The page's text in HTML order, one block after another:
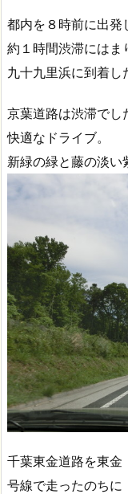
都内を８時前に出発
約１時間渋滞にはま
九十九里浜に到着し
京葉道路は渋滞でし
快適なドライブ。
新緑の緑と藤の淡い
千葉東金道路を東金
号線で走ったのちに